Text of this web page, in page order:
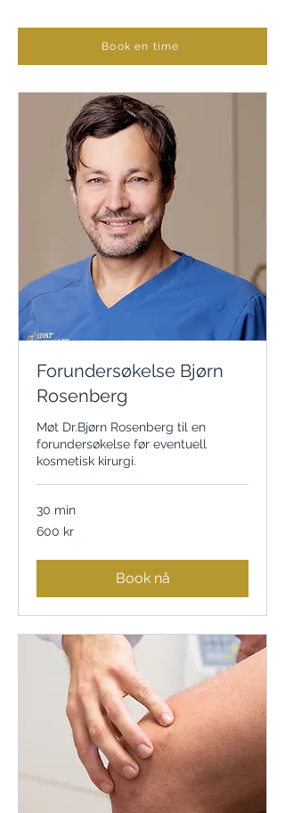
Book en time
Forundersøkelse Bjørn
Rosenberg
Møt Dr.Bjørn Rosenberg til en
forundersøkelse før eventuell
kosmetisk kirurgi.
30 min
600
norske
600 kr
Book nå